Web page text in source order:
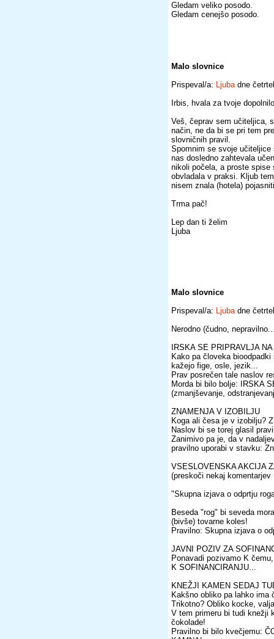
Gledam veliko posodo.
Gledam cenejšo posodo.
Malo slovnice
Prispeval/a: Ljubadne
Irbis, hvala za tvoje
Veš, čeprav sem učiteljica,
način, ne da bi se pri tem
slovničnih pravil.
Spomnim se svoje
nas dosledno zahtevala
nikoli počela, a proste
obvladala v praksi. Kljub
nisem znala (hotela)
Trma pač!
Lep dan ti želim
Ljuba
Malo slovnice
Prispeval/a: Ljubadne
Nerodno (čudno,
IRSKA SE PRIPRAVLJA
Kako pa človeka
kažejo fige, osle, jezik...
Prav posrečen tale naslov
Morda bi bilo bolje: IRSKA
(zmanjševanje,
ZNAMENJA V IZOBILJU
Koga ali česa je v izobilju?
Naslov bi se torej glasil
Zanimivo pa je, da v
pravilno uporabi v stavku:
VSESLOVENSKA AKCIJA
(preskoči nekaj komentarjev
"Skupna izjava o odprtju
Beseda "rog" bi seveda
(bivše) tovarne koles!
Pravilno: Skupna izjava o
JAVNI POZIV ZA
Ponavadi pozivamo K
K SOFINANCIRANJU...
KNEŽJI KAMEN SEDAJ
Kakšno obliko pa lahko ima
Trikotno? Obliko kocke,
V tem primeru bi tudi knežji
čokolade!
Pravilno bi bilo kvečjemu: